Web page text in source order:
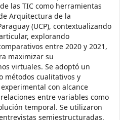
las TIC como herramientas
Arquitectura de la
(UCP), contextualizando
explorando
entre 2020 y 2021,
maximizar su
virtuales. Se adoptó un
métodos cualitativos y
con alcance
entre variables como
temporal. Se utilizaron
semiestructuradas,